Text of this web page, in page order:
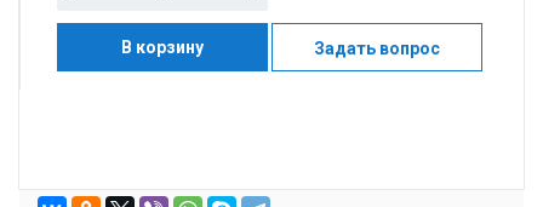
В корзину Задать вопрос